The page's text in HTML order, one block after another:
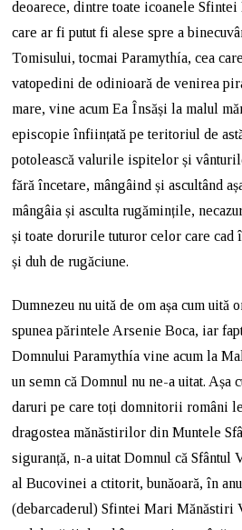
deoarece, dintre toate icoanele
care ar fi putut fi alese spre a
Tomisului, tocmai Paramythía, cea
vatopedini de odinioară de venirea
mare, vine acum Ea Însăși la malul
episcopie înființată pe teritoriul de
potolească valurile ispitelor și
fără încetare, mângâind și ascultând
mângâia și asculta rugămințile,
și toate dorurile tuturor celor care
și duh de rugăciune.
Dumnezeu nu uită de om așa cum uită
spunea părintele Arsenie Boca, iar
Domnului Paramythía vine acum la
un semn că Domnul nu ne-a uitat. Așa
daruri pe care toți domnitorii români
dragostea mănăstirilor din Muntele
siguranță, n-a uitat Domnul că Sfântul
al Bucovinei a ctitorit, bunăoară, în
(debarcaderul) Sfintei Mari Mănăstiri